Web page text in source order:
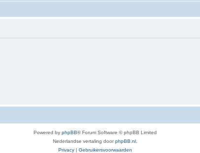
Powered by phpBB® Forum Software © phpBB Limited
Nederlandse vertaling doorphpBB.nl
Privacy | Gebruikersvoorwaarden